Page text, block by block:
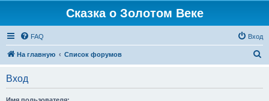
Сказка о Золотом Веке
FAQ Вход
На главную Список форумов
Вход